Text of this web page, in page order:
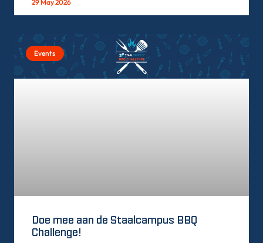
29 May 2026
Events
Doe mee aan de Staalcampus BBQ
Challenge!